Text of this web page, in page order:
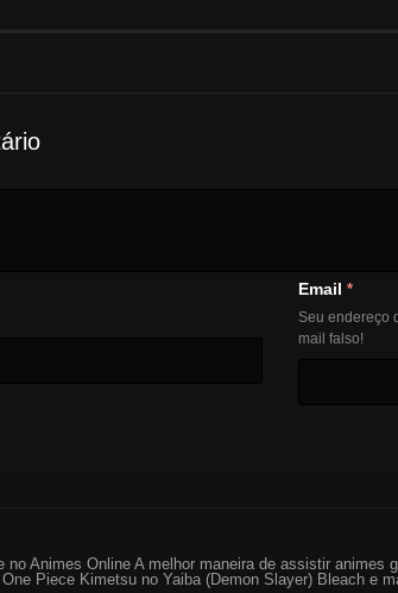
Email *
Seu endereço
mail falso!
Animes Online A melhor maneira de assistir
Piece Kimetsu no Yaiba (Demon Slayer) Bleach e